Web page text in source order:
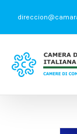
contenido